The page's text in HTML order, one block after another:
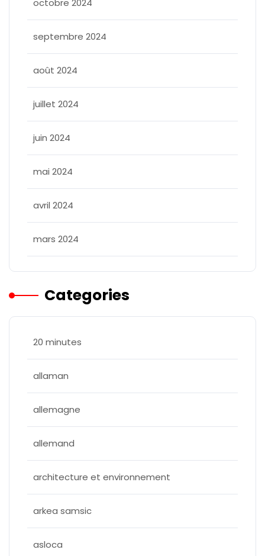
octobre 2024
septembre 2024
août 2024
juillet 2024
juin 2024
mai 2024
avril 2024
mars 2024
Categories
20 minutes
allaman
allemagne
allemand
architecture et environnement
arkea samsic
asloca